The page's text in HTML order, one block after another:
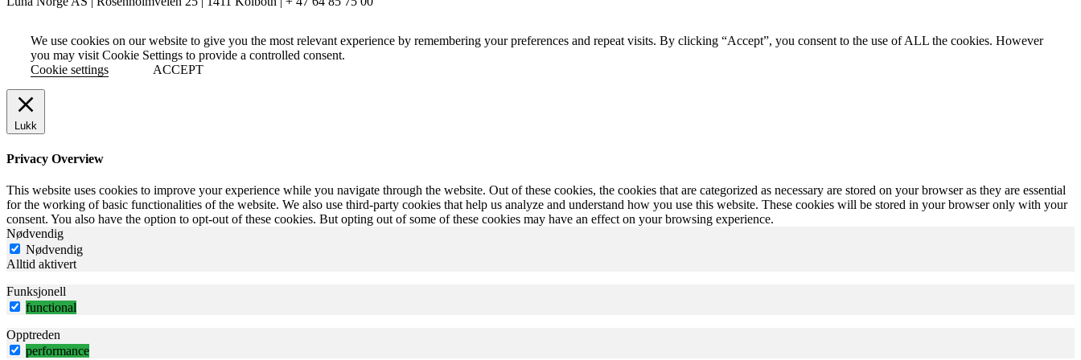
We use cookies on our website to give you the most relevant experience by remembering your preferences and repeat visits. By clicking “Accept”, you consent to the use of ALL the cookies. However
you may visit Cookie Settings to provide a controlled consent.
Cookie settings
ACCEPT
Lukk
Privacy Overview
This website uses cookies to improve your experience while you navigate through the website. Out of these cookies, the cookies that are categorized as necessary are stored on your browser as they are essential
for the working of basic functionalities of the website. We also use third-party cookies that help us analyze and understand how you use this website. These cookies will be stored in your browser only with your
consent. You also have the option to opt-out of these cookies. But opting out of some of these cookies may have an effect on your browsing experience.
Nødvendig
Nødvendig
Alltid aktivert
Funksjonell
functional
Opptreden
performance